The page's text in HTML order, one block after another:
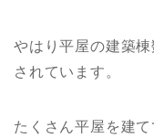
やはり平屋の建築
されています。
たくさん平屋を建